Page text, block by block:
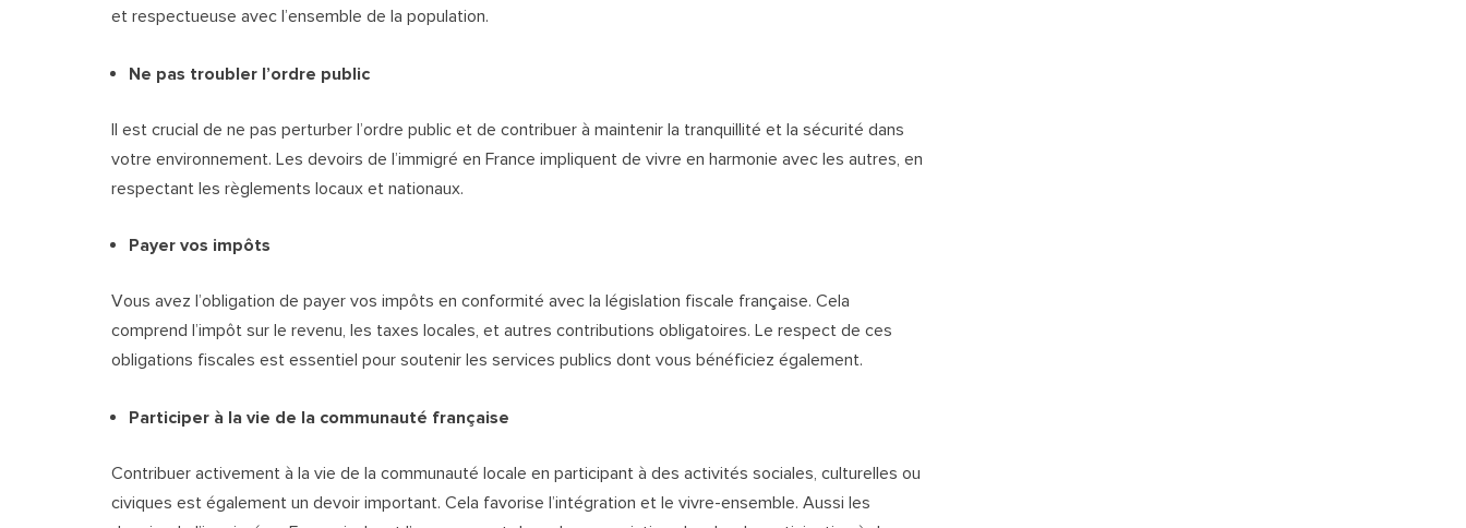
et respectueuse avec l’ensemble de la population.
Ne pas troubler l’ordre public
Il est crucial de ne pas perturber l’ordre public et de contribuer à maintenir la tranquillité et la sécurité dans
votre environnement. Les devoirs de l’immigré en France impliquent de vivre en harmonie avec les autres, en
respectant les règlements locaux et nationaux.
Payer vos impôts
Vous avez l’obligation de payer vos impôts en conformité avec la législation fiscale française. Cela
comprend l’impôt sur le revenu, les taxes locales, et autres contributions obligatoires. Le respect de ces
obligations fiscales est essentiel pour soutenir les services publics dont vous bénéficiez également.
Participer à la vie de la communauté française
Contribuer activement à la vie de la communauté locale en participant à des activités sociales, culturelles ou
civiques est également un devoir important. Cela favorise l’intégration et le vivre-ensemble. Aussi les